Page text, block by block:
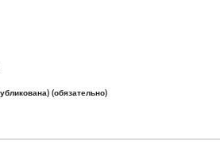
(обязательно)